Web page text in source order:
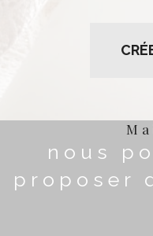
nous
proposer